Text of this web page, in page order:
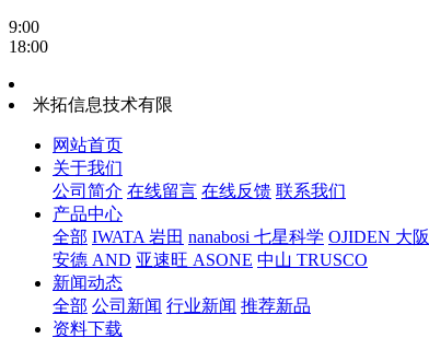
9:00
18:00
米拓信息技术有限
网站首页
关于我们
公司简介 在线留言 在线反馈 联系我们
产品中心
全部 IWATA 岩田 nanabosi 七星科学 OJIDEN 大阪
安德 AND 亚速旺 ASONE 中山 TRUSCO
新闻动态
全部 公司新闻 行业新闻 推荐新品
资料下载